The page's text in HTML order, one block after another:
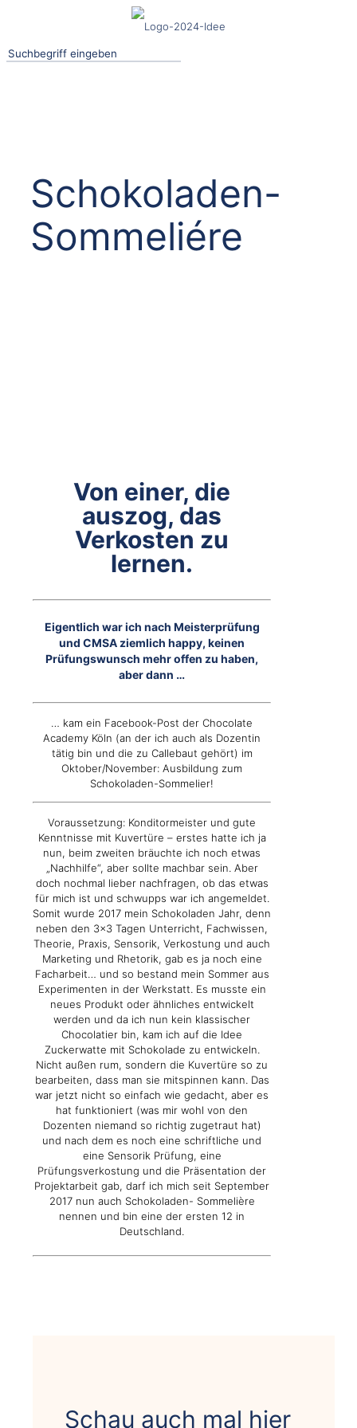
Schokoladen-
Sommeliére
Von einer, die
auszog, das
Verkosten zu
lernen.
Eigentlich war ich nach Meisterprüfung
und CMSA ziemlich happy, keinen
Prüfungswunsch mehr offen zu haben,
aber dann …
… kam ein Facebook-Post der Chocolate
Academy Köln (an der ich auch als Dozentin
tätig bin und die zu Callebaut gehört) im
Oktober/November: Ausbildung zum
Schokoladen-Sommelier!
Voraussetzung: Konditormeister und gute
Kenntnisse mit Kuvertüre – erstes hatte ich ja
nun, beim zweiten bräuchte ich noch etwas
„Nachhilfe“, aber sollte machbar sein. Aber
doch nochmal lieber nachfragen, ob das etwas
für mich ist und schwupps war ich angemeldet.
Somit wurde 2017 mein Schokoladen Jahr, denn
neben den 3×3 Tagen Unterricht, Fachwissen,
Theorie, Praxis, Sensorik, Verkostung und auch
Marketing und Rhetorik, gab es ja noch eine
Facharbeit… und so bestand mein Sommer aus
Experimenten in der Werkstatt. Es musste ein
neues Produkt oder ähnliches entwickelt
werden und da ich nun kein klassischer
Chocolatier bin, kam ich auf die Idee
Zuckerwatte mit Schokolade zu entwickeln.
Nicht außen rum, sondern die Kuvertüre so zu
bearbeiten, dass man sie mitspinnen kann. Das
war jetzt nicht so einfach wie gedacht, aber es
hat funktioniert (was mir wohl von den
Dozenten niemand so richtig zugetraut hat)
und nach dem es noch eine schriftliche und
eine Sensorik Prüfung, eine
Prüfungsverkostung und die Präsentation der
Projektarbeit gab, darf ich mich seit September
2017 nun auch Schokoladen- Sommelière
nennen und bin eine der ersten 12 in
Deutschland.
Schau auch mal hier